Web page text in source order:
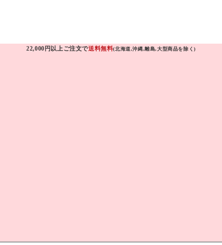
22,000円以上ご注文で送料無料(北海道,沖縄,離島,大型商品を除く)